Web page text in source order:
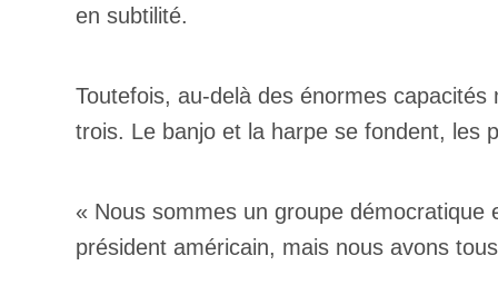
en subtilité.
Toutefois, au-delà des énormes
trois. Le banjo et la harpe se fondent, les
« Nous sommes un groupe démocratique
président américain, mais nous avons